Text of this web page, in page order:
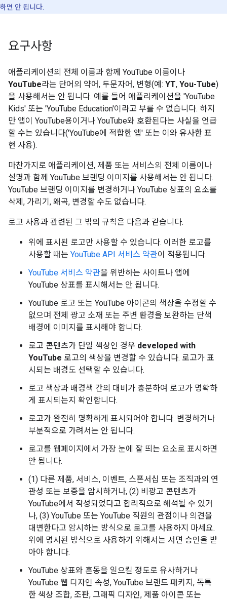
하면 안 됩니다.
요구사항
애플리케이션의 전체 이름과 함께 YouTube 이름이나
YouTube라는 단어의 약어, 두문자어, 변형(예: YT, You-Tube)
을 사용해서는 안 됩니다. 예를 들어 애플리케이션을 'YouTube
Kids' 또는 'YouTube Education'이라고 부를 수 없습니다. 하지
만 앱이 YouTube용이거나 YouTube와 호환된다는 사실을 언급
할 수는 있습니다('YouTube에 적합한 앱' 또는 이와 유사한 표
현 사용).
마찬가지로 애플리케이션, 제품 또는 서비스의 전체 이름이나
설명과 함께 YouTube 브랜딩 이미지를 사용해서는 안 됩니다.
YouTube 브랜딩 이미지를 변경하거나 YouTube 상표의 요소를
삭제, 가리기, 왜곡, 변경할 수도 없습니다.
로고 사용과 관련된 그 밖의 규칙은 다음과 같습니다.
위에 표시된 로고만 사용할 수 있습니다. 이러한 로고를
사용할 때는 YouTube API 서비스 약관이 적용됩니다.
YouTube 서비스 약관을 위반하는 사이트나 앱에
YouTube 상표를 표시해서는 안 됩니다.
YouTube 로고 또는 YouTube 아이콘의 색상을 수정할 수
없으며 전체 광고 소재 또는 주변 환경을 보완하는 단색
배경에 이미지를 표시해야 합니다.
로고 콘텐츠가 단일 색상인 경우 developed with
YouTube 로고의 색상을 변경할 수 있습니다. 로고가 표
시되는 배경도 선택할 수 있습니다.
로고 색상과 배경색 간의 대비가 충분하여 로고가 명확하
게 표시되는지 확인합니다.
로고가 완전히 명확하게 표시되어야 합니다. 변경하거나
부분적으로 가려서는 안 됩니다.
로고를 웹페이지에서 가장 눈에 잘 띄는 요소로 표시하면
안 됩니다.
(1) 다른 제품, 서비스, 이벤트, 스폰서십 또는 조직과의 연
관성 또는 보증을 암시하거나, (2) 비광고 콘텐츠가
YouTube에서 작성되었다고 합리적으로 해석될 수 있거
나, (3) YouTube 또는 YouTube 직원의 관점이나 의견을
대변한다고 암시하는 방식으로 로고를 사용하지 마세요.
위에 명시된 방식으로 사용하기 위해서는 서면 승인을 받
아야 합니다.
YouTube 상표와 혼동을 일으킬 정도로 유사하거나
YouTube 웹 디자인 속성, YouTube 브랜드 패키지, 독특
한 색상 조합, 조판, 그래픽 디자인, 제품 아이콘 또는